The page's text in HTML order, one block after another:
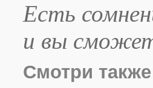
Есть
и вы
Смотри